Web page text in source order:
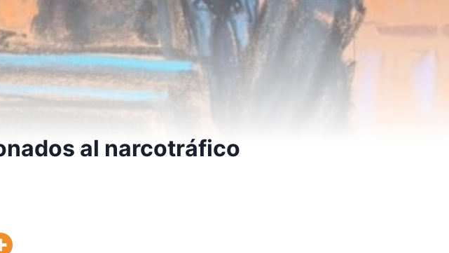
al narcotráfico